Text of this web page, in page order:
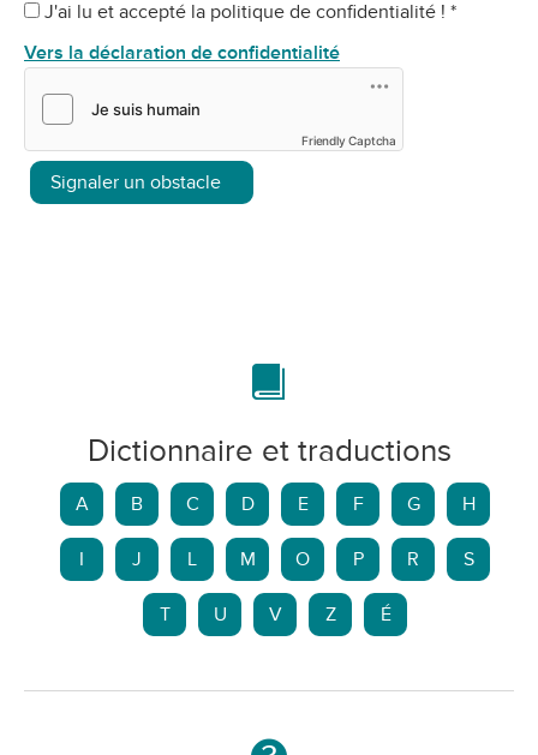
J'ai lu et accepté la politique de confidentialité ! *
Vers la déclaration de confidentialité
Friendly Captcha
Signaler un obstacle
Dictionnaire et traductions
A B C D E F G H
J L M O P R S
T U V Z É